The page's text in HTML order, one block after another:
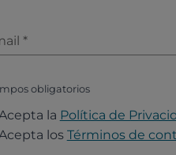
*
obligatorios
la Política de
los Términos de